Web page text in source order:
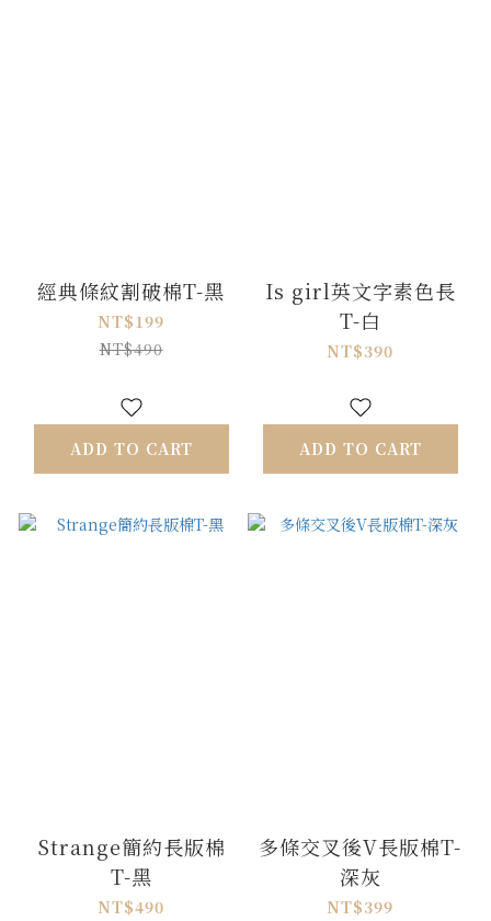
經典條紋割破棉T-黑
NT$199
NT$490
ADD TO CART
Is girl英文字素色長
T-白
NT$390
ADD TO CART
Strange簡約長版棉
T-黑
NT$490
多條交叉後V長版棉T-
深灰
NT$399